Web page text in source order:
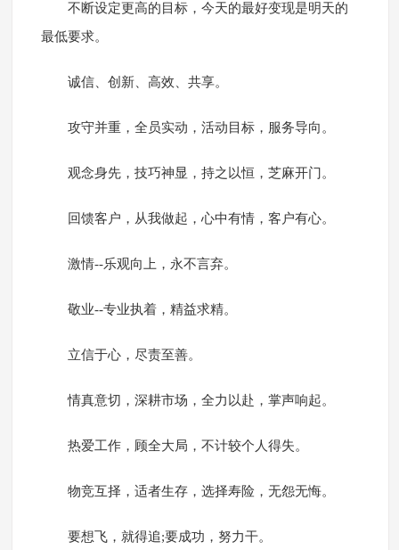
不断设定更高的目标，今天的最好变现是明天的
最低要求。
诚信、创新、高效、共享。
攻守并重，全员实动，活动目标，服务导向。
观念身先，技巧神显，持之以恒，芝麻开门。
回馈客户，从我做起，心中有情，客户有心。
激情--乐观向上，永不言弃。
敬业--专业执着，精益求精。
立信于心，尽责至善。
情真意切，深耕市场，全力以赴，掌声响起。
热爱工作，顾全大局，不计较个人得失。
物竞互择，适者生存，选择寿险，无怨无悔。
要想飞，就得追;要成功，努力干。